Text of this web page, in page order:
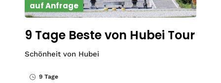
auf Anfrage
9 Tage Beste von Hubei Tour
Schönheit von Hubei
9 Tage